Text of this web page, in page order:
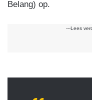
Belang) op.
---Lees